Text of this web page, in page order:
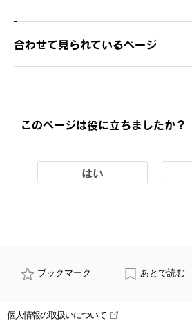
合わせて見られているページ
このページは役に立ちましたか？
はい
ブックマーク あとで読む
個人情報の取扱いについて